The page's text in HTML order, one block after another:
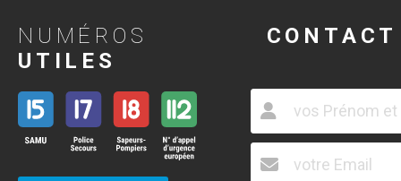
NUMÉROS
UTILES
CONTACT